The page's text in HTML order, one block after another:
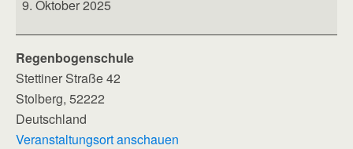
9. Oktober 2025
Regenbogenschule
Stettiner Straße 42
Stolberg, 52222
Deutschland
Veranstaltungsort anschauen